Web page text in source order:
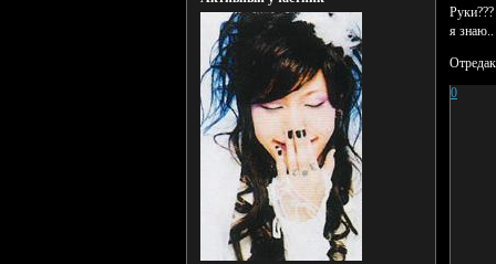
я знаю..
0